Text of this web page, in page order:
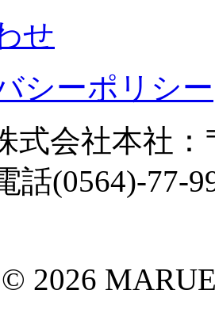
せ
シーポリシー
式会社本社：
(0564)-77-
2026